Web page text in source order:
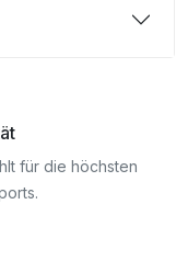
für die höchsten